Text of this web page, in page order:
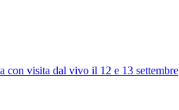
con visita dal vivo il 12 e 13 settembre